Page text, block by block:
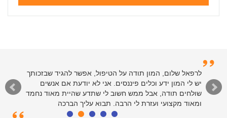
לרפאל שלום, המון תודה על הטיפול, אפשר להגיד שבזכותך
יש לי המון ידע וכלים פיננסים. אני לא יודעת אם אנשים
שולחים תודה, אבל ממש חשוב לי שתדע שהיית מאוד נחמד
ומאוד מקצועי ועזרת לי הרבה. תבוא עליך הברכה